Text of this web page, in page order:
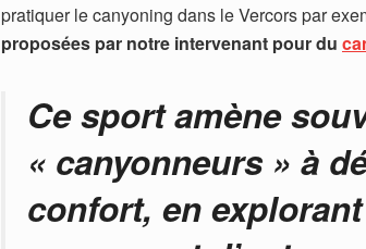
pratiquer le canyoning dans le Vercors par
proposées par notre intervenant pour du
Ce sport amène
« canyonneurs » à
confort, en